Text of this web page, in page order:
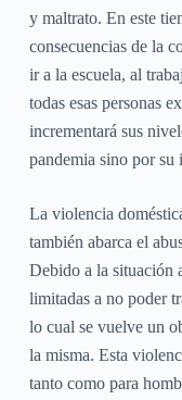
y maltrato. En este
consecuencias de la
ir a la escuela, al
todas esas personas
incrementará sus
pandemia sino por
La violencia
también abarca el
Debido a la situación
limitadas a no poder
lo cual se vuelve un
la misma. Esta
tanto como para